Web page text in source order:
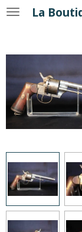
Passer
principal
La